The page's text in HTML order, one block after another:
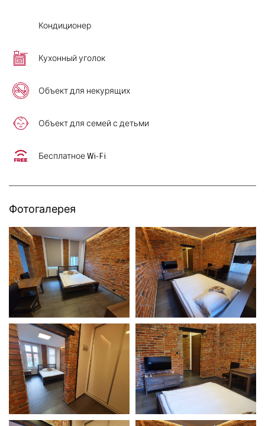
Кондиционер
Кухонный уголок
Объект для некурящих
Объект для семей с детьми
Бесплатное Wi-Fi
Фотогалерея